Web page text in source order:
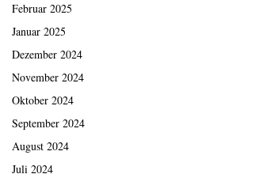
Februar 2025
Januar 2025
Dezember 2024
November 2024
Oktober 2024
September 2024
August 2024
Juli 2024